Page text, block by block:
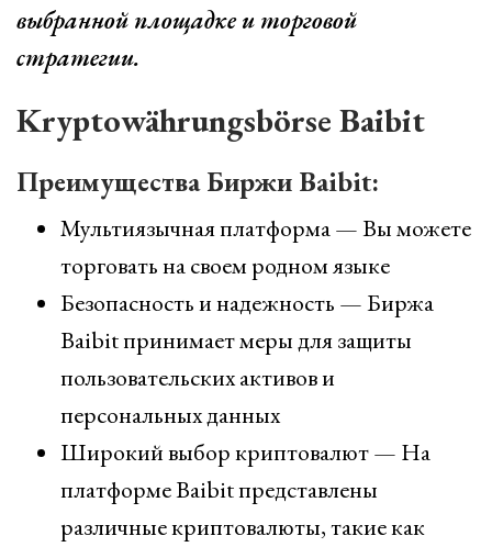
выбранной площадке и торговой
стратегии.
Kryptowährungsbörse Baibit
Преимущества Биржи Baibit:
Мультиязычная платформа — Вы можете
торговать на своем родном языке
Безопасность и надежность — Биржа
Baibit принимает меры для защиты
пользовательских активов и
персональных данных
Широкий выбор криптовалют — На
платформе Baibit представлены
различные криптовалюты, такие как